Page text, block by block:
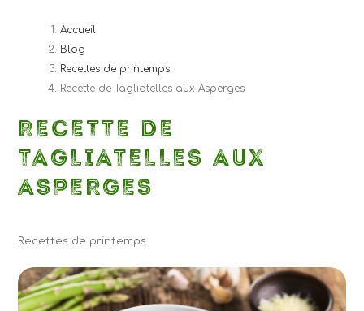
Accueil
Blog
Recettes de printemps
Recette de Tagliatelles aux Asperges
RECETTE DE
TAGLIATELLES AUX
ASPERGES
Recettes de printemps